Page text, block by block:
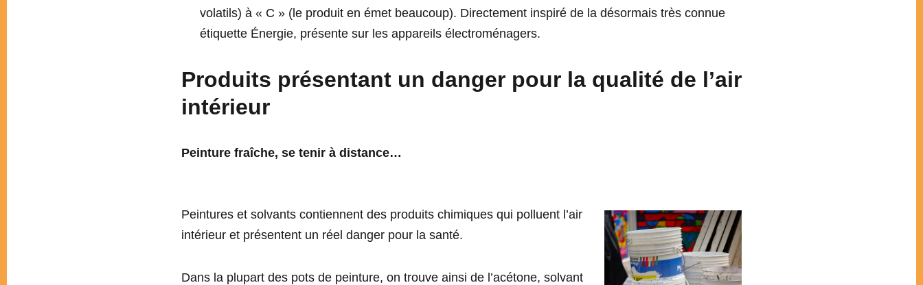
volatils) à « C » (le produit en émet beaucoup). Directement inspiré de la désormais très connue
étiquette Énergie, présente sur les appareils électroménagers.
Produits présentant un danger pour la qualité de l’air
intérieur
Peinture fraîche, se tenir à distance…
Peintures et solvants contiennent des produits chimiques qui polluent l’air
intérieur et présentent un réel danger pour la santé.
Dans la plupart des pots de peinture, on trouve ainsi de l’acétone, solvant